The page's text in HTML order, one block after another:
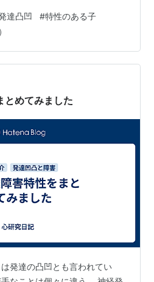
たからです。 捨てたがらない
のです。 「ミニオンズはあと
はあと３体あるはず。」 しか
O君には「フェイドアウトして
な～捨てても大丈夫そうだな
ないはず…
達凸凹 #特性のある子
とめてみました
発達の凸凹とも言われてい